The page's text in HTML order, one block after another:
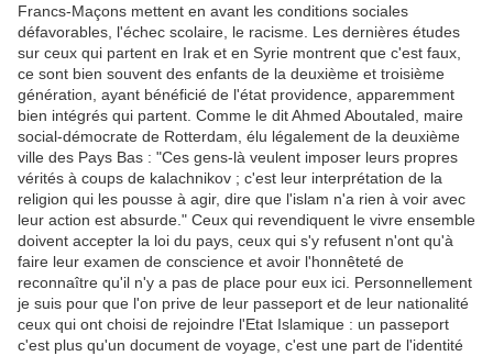
Francs-Maçons mettent en avant les conditions sociales
défavorables, l'échec scolaire, le racisme. Les dernières études
sur ceux qui partent en Irak et en Syrie montrent que c'est faux,
ce sont bien souvent des enfants de la deuxième et troisième
génération, ayant bénéficié de l'état providence, apparemment
bien intégrés qui partent. Comme le dit Ahmed Aboutaled, maire
social-démocrate de Rotterdam, élu légalement de la deuxième
ville des Pays Bas : "Ces gens-là veulent imposer leurs propres
vérités à coups de kalachnikov ; c'est leur interprétation de la
religion qui les pousse à agir, dire que l'islam n'a rien à voir avec
leur action est absurde." Ceux qui revendiquent le vivre ensemble
doivent accepter la loi du pays, ceux qui s'y refusent n'ont qu'à
faire leur examen de conscience et avoir l'honnêteté de
reconnaître qu'il n'y a pas de place pour eux ici. Personnellement
je suis pour que l'on prive de leur passeport et de leur nationalité
ceux qui ont choisi de rejoindre l'Etat Islamique : un passeport
c'est plus qu'un document de voyage, c'est une part de l'identité